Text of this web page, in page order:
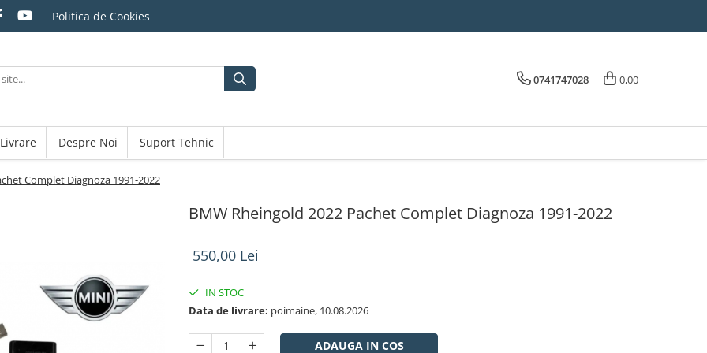
Politica de Cookies
0741747028 0,00
Despre Noi Suport Tehnic
Complet Diagnoza 1991-2022
BMW Rheingold 2022 Pachet Complet Diagnoza 1991-2022
550,00 Lei
IN STOC
Data de livrare: poimaine, 10.08.2026
ADAUGA IN COS